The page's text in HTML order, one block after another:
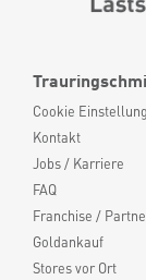
Cookie
Kontakt
Jobs / Karriere
FAQ
Franchise /
Goldankauf
Stores vor Ort